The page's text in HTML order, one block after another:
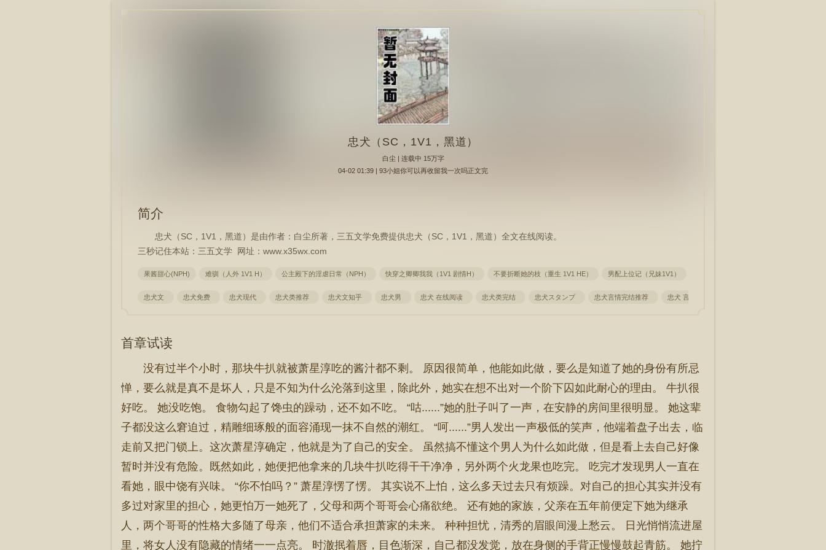
忠犬（SC，1V1，黑道）
白尘 | 连载中 15万字
04-02 01:39 | 93小姐你可以再收留我一次吗正文完
简介
忠犬（SC，1V1，黑道）是由作者：白尘所著，三五文学免费提供忠犬（SC，1V1，黑道）全文在线阅读。
三秒记住本站：三五文学 网址：www.x35wx.com
果酱甜心(NPH) 难驯（人外 1V1 H） 公主殿下的淫虐日常（NPH） 快穿之卿卿我我（1V1 剧情H） 不要折断她的枝（重生 1V1 HE） 男配上位记（兄妹1V1）
忠犬文 忠犬免费 忠犬现代 忠犬类推荐 忠犬文知乎 忠犬男 忠犬 在线阅读 忠犬类完结 忠犬スタンプ 忠犬言情完结推荐 忠犬 言情
首章试读
没有过半个小时，那块牛扒就被萧星淳吃的酱汁都不剩。 原因很简单，他能如此做，要么是知道了她的身份有所忌
惮，要么就是真不是坏人，只是不知为什么沦落到这里，除此外，她实在想不出对一个阶下囚如此耐心的理由。 牛扒很
好吃。 她没吃饱。 食物勾起了馋虫的躁动，还不如不吃。 “咕......”她的肚子叫了一声，在安静的房间里很明显。 她这辈
子都没这么窘迫过，精雕细琢般的面容涌现一抹不自然的潮红。 “呵......”男人发出一声极低的笑声，他端着盘子出去，临
走前又把门锁上。这次萧星淳确定，他就是为了自己的安全。 虽然搞不懂这个男人为什么如此做，但是看上去自己好像
暂时并没有危险。既然如此，她便把他拿来的几块牛扒吃得干干净净，另外两个火龙果也吃完。 吃完才发现男人一直在
看她，眼中饶有兴味。 “你不怕吗？” 萧星淳愣了愣。 其实说不上怕，这么多天过去只有烦躁。对自己的担心其实并没有
多过对家里的担心，她更怕万一她死了，父母和两个哥哥会心痛欲绝。 还有她的家族，父亲在五年前便定下她为继承
人，两个哥哥的性格大多随了母亲，他们不适合承担萧家的未来。 种种担忧，清秀的眉眼间漫上愁云。 日光悄悄流进屋
里，将女人没有隐藏的情绪一一点亮。 时澈抿着唇，目色渐深，自己都没发觉，放在身侧的手背正慢慢鼓起青筋。 她拧